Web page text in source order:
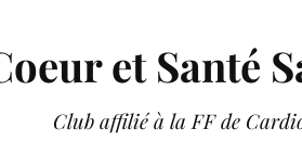
et Santé
Club affilié à la FF de